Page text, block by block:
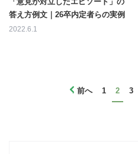
答え方例文｜26卒内定者らの実例
2022.6.1
前へ 1 2 3